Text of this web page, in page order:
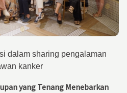
dalam sharing pengalaman
kanker
yang Tenang Menebarkan